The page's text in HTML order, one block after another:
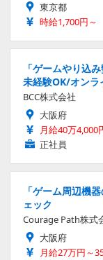
東京都
時給1,700円～
「ゲームやり込
未経験OK/オン
BCC株式会社
大阪府
月給40万4,000
正社員
「ゲーム周辺機
ェック
Courage Path株式
大阪府
月給27万円～